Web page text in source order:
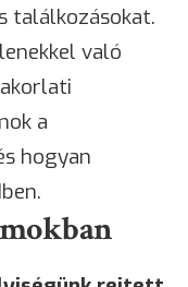
találkozásokat.
való
a
hogyan